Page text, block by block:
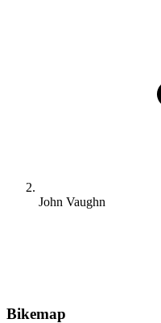
John Vaughn
Bikemap